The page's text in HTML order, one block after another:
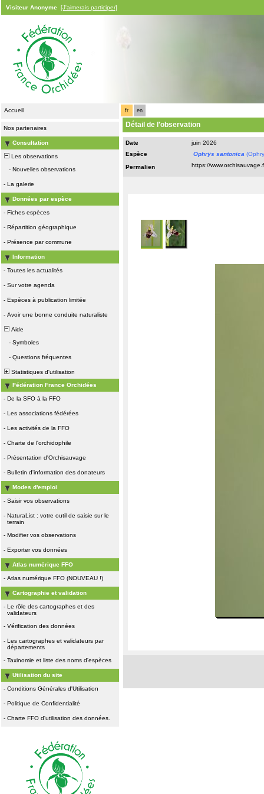
Visiteur Anonyme [J'aimerais participer]
Accueil
Nos partenaires
Consultation
Les observations
- Nouvelles observations
- La galerie
Données par espèce
- Fiches espèces
- Répartition géographique
- Présence par commune
Information
- Toutes les actualités
- Sur votre agenda
- Espèces à publication limitée
- Avoir une bonne conduite naturaliste
Aide
- Symboles
- Questions fréquentes
Statistiques d'utilisation
Fédération France Orchidées
- De la SFO à la FFO
- Les associations fédérées
- Les activités de la FFO
- Charte de l'orchidophile
- Présentation d'Orchisauvage
- Bulletin d'information des donateurs
Modes d'emploi
- Saisir vos observations
- NaturaList : votre outil de saisie sur le
terrain
- Modifier vos observations
- Exporter vos données
Atlas numérique FFO
- Atlas numérique FFO (NOUVEAU !)
Cartographie et validation
- Le rôle des cartographes et des
validateurs
- Vérification des données
- Les cartographes et validateurs par
départements
- Taxinomie et liste des noms d'espèces
Utilisation du site
- Conditions Générales d'Utilisation
- Politique de Confidentialité
- Charte FFO d'utilisation des données.
fr en
Détail de l'observation
Date
juin 2026
Espèce
Ophrys santonica
Permalien